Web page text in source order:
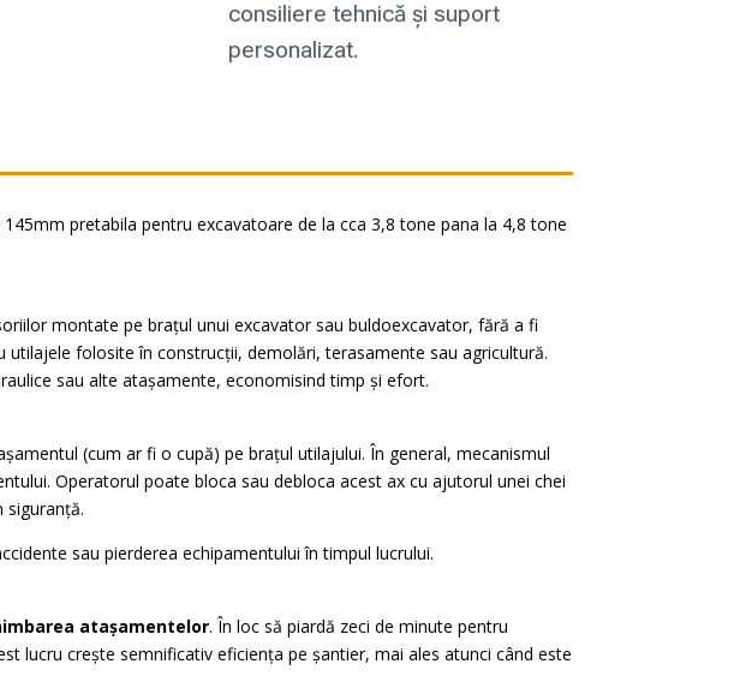
consiliere tehnică și suport
personalizat.
pretabila pentru excavatoare de la cca 3,8 tone pana la 4,8 tone
montate pe brațul unui excavator sau buldoexcavator, fără a fi
folosite în construcții, demolări, terasamente sau agricultură.
sau alte atașamente, economisind timp și efort.
(cum ar fi o cupă) pe brațul utilajului. În general, mecanismul
Operatorul poate bloca sau debloca acest ax cu ajutorul unei chei
siguranță.
sau pierderea echipamentului în timpul lucrului.
atașamentelor. În loc să piardă zeci de minute pentru
lucru crește semnificativ eficiența pe șantier, mai ales atunci când este